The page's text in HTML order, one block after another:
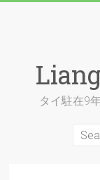
タイ駐在9